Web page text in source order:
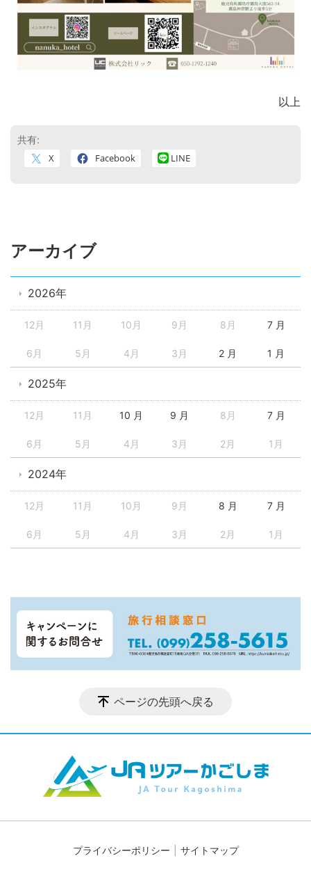
以上
共有:
X Facebook LINE
アーカイブ
2026年
12月 11月 10月 9月 8月 7 月
6月 5月 4月 3月 2 月 1 月
2025年
12月 11月 10 月 9 月 8月 7 月
6月 5月 4月 3月 2月 1月
2024年
12月 11月 10月 9月 8 月 7 月
6月 5月 4月 3月 2月 1月
ページの先頭へ戻る
プライバシーポリシー サイトマップ